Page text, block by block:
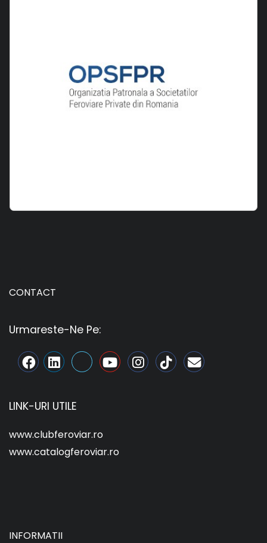
CONTACT
Urmareste-Ne Pe:
LINK-URI UTILE
www.clubferoviar.ro
www.catalogferoviar.ro
INFORMATII